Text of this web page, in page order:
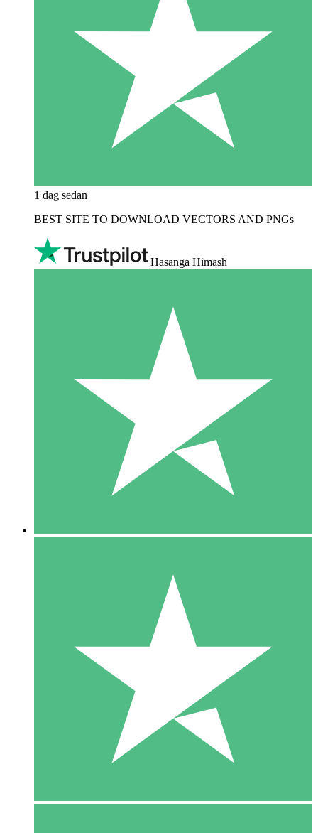
1 dag sedan
BEST SITE TO DOWNLOAD VECTORS AND PNGs
Hasanga Himash